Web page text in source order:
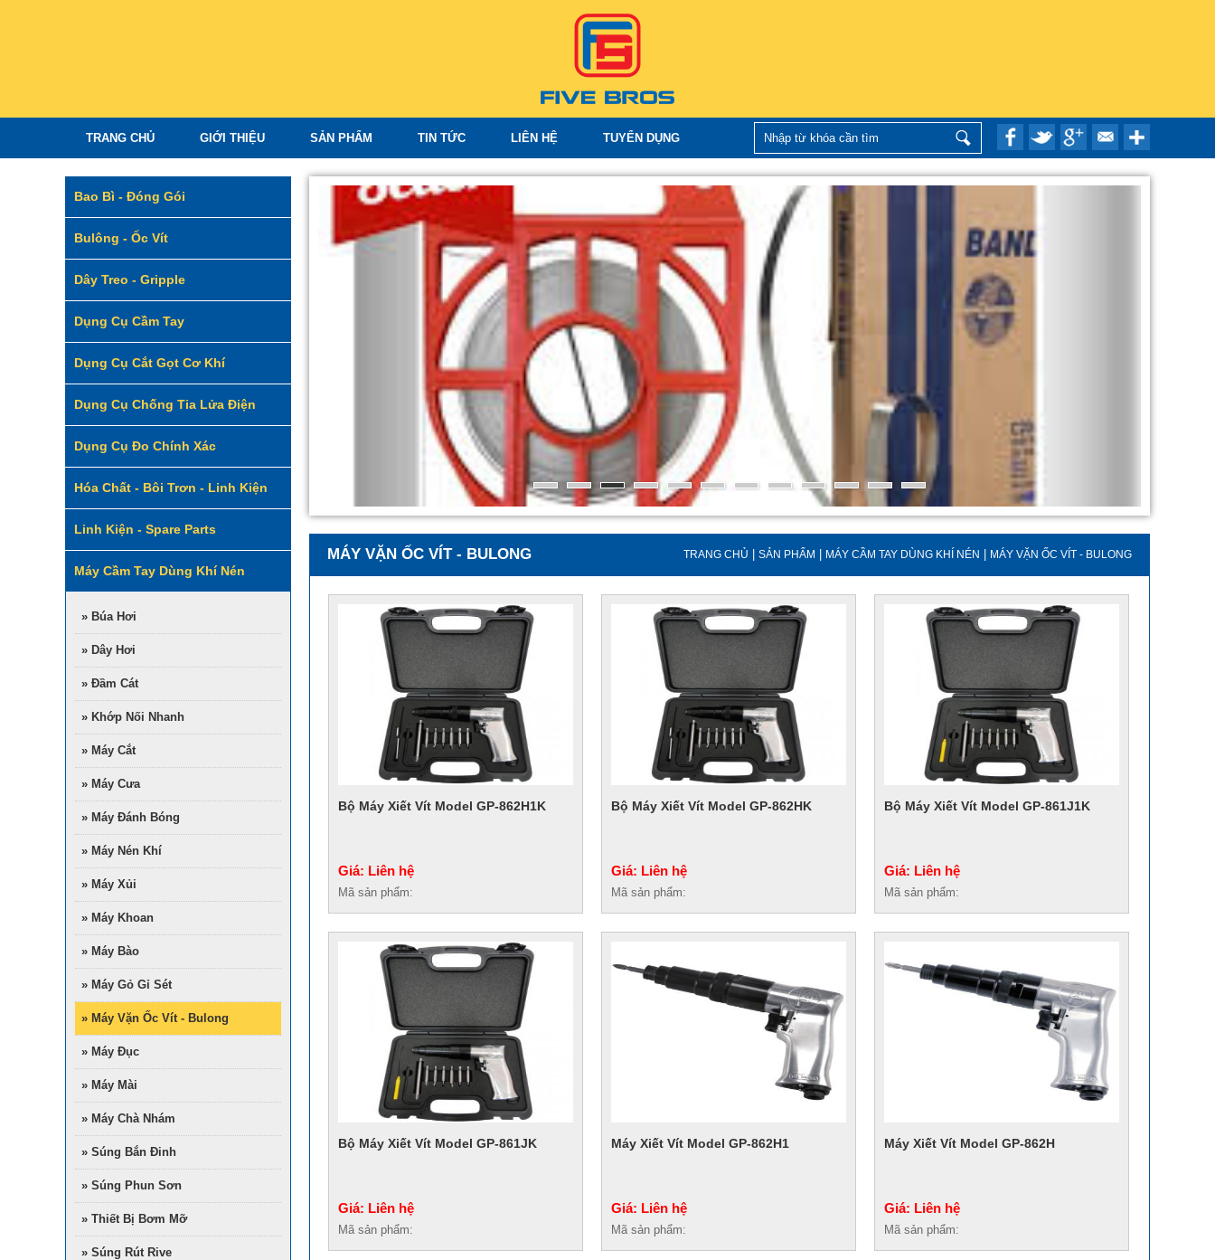
TRANG CHỦ GIỚI THIỆU SẢN PHẨM TIN TỨC LIÊN HỆ TUYỂN DỤNG
Bao Bì - Đóng Gói
Bulông - Ốc Vít
Dây Treo - Gripple
Dụng Cụ Cầm Tay
Dụng Cụ Cắt Gọt Cơ Khí
Dụng Cụ Chống Tia Lửa Điện
Dụng Cụ Đo Chính Xác
Hóa Chất - Bôi Trơn - Linh Kiện
Linh Kiện - Spare Parts
Máy Cầm Tay Dùng Khí Nén
» Búa Hơi
» Dây Hơi
» Đầm Cát
» Khớp Nối Nhanh
» Máy Cắt
» Máy Cưa
» Máy Đánh Bóng
» Máy Nén Khí
» Máy Xủi
» Máy Khoan
» Máy Bào
» Máy Gỏ Gỉ Sét
» Máy Vặn Ốc Vít - Bulong
» Máy Đục
» Máy Mài
» Máy Chà Nhám
» Súng Bắn Đinh
» Súng Phun Sơn
» Thiết Bị Bơm Mỡ
» Súng Rút Rive
MÁY VẶN ỐC VÍT - BULONG TRANG CHỦ SẢN PHẨM MÁY CẦM TAY DÙNG KHÍ NÉN MÁY VẶN ỐC VÍT - BULONG
Bộ Máy Xiết Vít Model GP-862H1K
Giá: Liên hệ
Mã sản phẩm:
Bộ Máy Xiết Vít Model GP-862HK
Giá: Liên hệ
Mã sản phẩm:
Bộ Máy Xiết Vít Model GP-861J1K
Giá: Liên hệ
Mã sản phẩm:
Bộ Máy Xiết Vít Model GP-861JK
Giá: Liên hệ
Mã sản phẩm:
Máy Xiết Vít Model GP-862H1
Giá: Liên hệ
Mã sản phẩm:
Máy Xiết Vít Model GP-862H
Giá: Liên hệ
Mã sản phẩm: